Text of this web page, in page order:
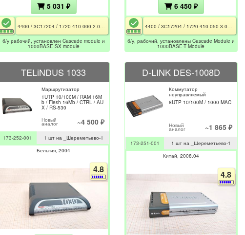
5 031 ₽
б/у рабочий, установлен Cascade module и
1000BASE-SX module
6 450 ₽
б/у, рабочий, установлены Cascade Module и
1000BASE-T Module
TELiNDUS 1033
Маршрутизатор
1UTP 10/100M / RAM 16M
b / Flesh 16Mb / CTRL / AU
X / RS-530
Новый
аналог ~4 500 ₽
173-252-001
1 шт на _Шереметьево-1
Бельгия 2004
4.8
D-LINK DES-1008D
Коммутатор
неуправляемый
8UTP 10/100M / 1000 MAC
Новый
аналог ~1 865 ₽
173-251-001
1 шт на _Шереметьево-1
Китай 2008.04
4.8